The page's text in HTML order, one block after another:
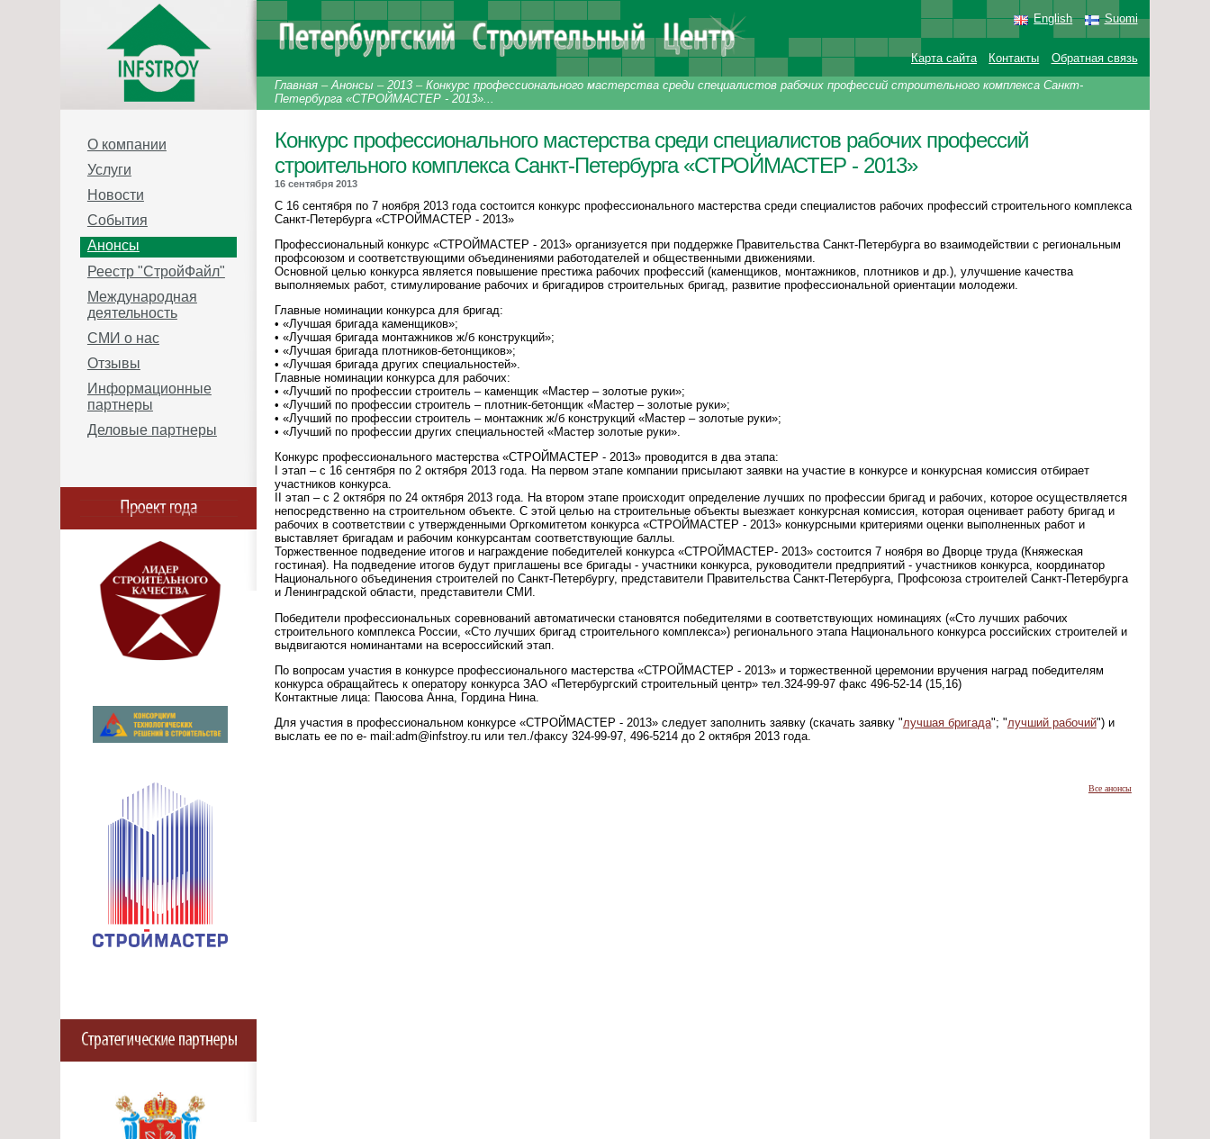
Конкурс профессионального мастерства среди специалистов рабочих профессий
строительного комплекса Санкт-Петербурга «СТРОЙМАСТЕР - 2013»
16 сентября 2013
С 16 сентября по 7 ноября 2013 года состоится конкурс профессионального мастерства среди специалистов рабочих профессий строительного комплекса
Санкт-Петербурга «СТРОЙМАСТЕР - 2013»
Профессиональный конкурс «СТРОЙМАСТЕР - 2013» организуется при поддержке Правительства Санкт-Петербурга во взаимодействии с региональным
профсоюзом и соответствующими объединениями работодателей и общественными движениями.
Основной целью конкурса является повышение престижа рабочих профессий (каменщиков, монтажников, плотников и др.), улучшение качества
выполняемых работ, стимулирование рабочих и бригадиров строительных бригад, развитие профессиональной ориентации молодежи.
Главные номинации конкурса для бригад:
• «Лучшая бригада каменщиков»;
• «Лучшая бригада монтажников ж/б конструкций»;
• «Лучшая бригада плотников-бетонщиков»;
• «Лучшая бригада других специальностей».
Главные номинации конкурса для рабочих:
• «Лучший по профессии строитель – каменщик «Мастер – золотые руки»;
• «Лучший по профессии строитель – плотник-бетонщик «Мастер – золотые руки»;
• «Лучший по профессии строитель – монтажник ж/б конструкций «Мастер – золотые руки»;
• «Лучший по профессии других специальностей «Мастер золотые руки».
Конкурс профессионального мастерства «СТРОЙМАСТЕР - 2013» проводится в два этапа:
I этап – с 16 сентября по 2 октября 2013 года. На первом этапе компании присылают заявки на участие в конкурсе и конкурсная комиссия отбирает
участников конкурса.
II этап – с 2 октября по 24 октября 2013 года. На втором этапе происходит определение лучших по профессии бригад и рабочих, которое осуществляется
непосредственно на строительном объекте. С этой целью на строительные объекты выезжает конкурсная комиссия, которая оценивает работу бригад и
рабочих в соответствии с утвержденными Оргкомитетом конкурса «СТРОЙМАСТЕР - 2013» конкурсными критериями оценки выполненных работ и
выставляет бригадам и рабочим конкурсантам соответствующие баллы.
Торжественное подведение итогов и награждение победителей конкурса «СТРОЙМАСТЕР- 2013» состоится 7 ноября во Дворце труда (Княжеская
гостиная). На подведение итогов будут приглашены все бригады - участники конкурса, руководители предприятий - участников конкурса, координатор
Национального объединения строителей по Санкт-Петербургу, представители Правительства Санкт-Петербурга, Профсоюза строителей Санкт-Петербурга
и Ленинградской области, представители СМИ.
Победители профессиональных соревнований автоматически становятся победителями в соответствующих номинациях («Сто лучших рабочих
строительного комплекса России, «Сто лучших бригад строительного комплекса») регионального этапа Национального конкурса российских строителей и
выдвигаются номинантами на всероссийский этап.
По вопросам участия в конкурсе профессионального мастерства «СТРОЙМАСТЕР - 2013» и торжественной церемонии вручения наград победителям
конкурса обращайтесь к оператору конкурса ЗАО «Петербургский строительный центр» тел.324-99-97 факс 496-52-14 (15,16)
Контактные лица: Паюсова Анна, Гордина Нина.
Для участия в профессиональном конкурсе «СТРОЙМАСТЕР - 2013» следует заполнить заявку (скачать заявку "лучшая бригада"; "лучший рабочий") и
выслать ее по e- mail:adm@infstroy.ru или тел./факсу 324-99-97, 496-5214 до 2 октября 2013 года.
Все анонсы
Главная–Анонсы– 2013– Конкурс профессионального мастерства среди специалистов рабочих профессий строительного комплекса Санкт-
Петербурга «СТРОЙМАСТЕР - 2013»...
Карта сайта Контакты Обратная связь
English Suomi
О компании
Услуги
Новости
События
Анонсы
Реестр "СтройФайл"
Международная
деятельность
СМИ о нас
Отзывы
Информационные
партнеры
Деловые партнеры